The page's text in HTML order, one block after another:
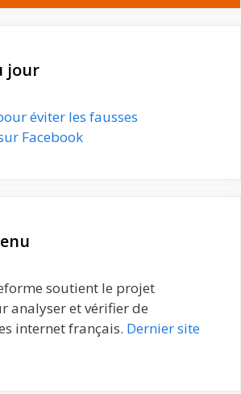
jour
éviter les fausses
Facebook
soutient le projet
analyser et vérifier de
internet français. Dernier site